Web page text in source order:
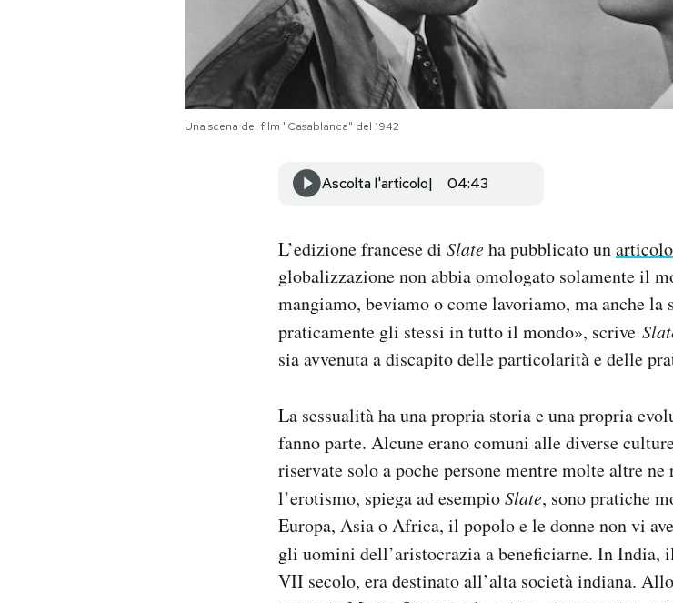
Una scena del film "Casablanca" del 1942
Ascolta l'articolo 04:43
L’edizione francese di Slateha pubblicato unarticolo
globalizzazione non abbia omologato solamente il
mangiamo, beviamo o come lavoriamo, ma anche la
praticamente gli stessi in tutto il mondo», scrive
sia avvenuta a discapito delle particolarità e delle
La sessualità ha una propria storia e una propria
fanno parte. Alcune erano comuni alle diverse
riservate solo a poche persone mentre molte altre ne
l’erotismo, spiega ad esempioSlate, sono pratiche
Europa, Asia o Africa, il popolo e le donne non vi
gli uomini dell’aristocrazia a beneficiarne. In India,
VII secolo, era destinato all’alta società indiana.